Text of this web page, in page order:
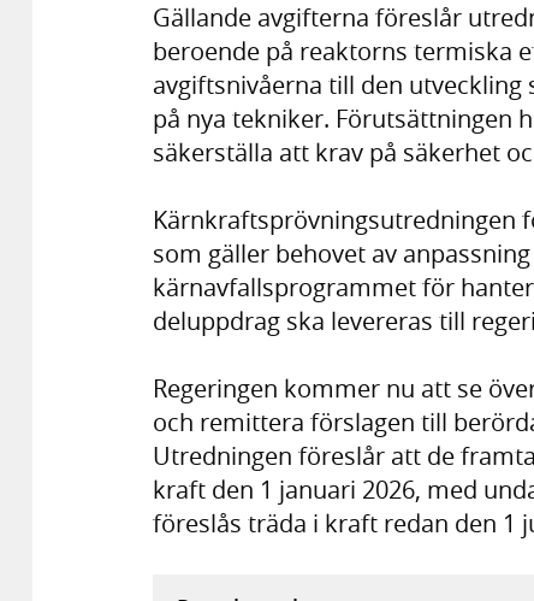
Gällande avgifterna föreslår
beroende på reaktorns termiska
avgiftsnivåerna till den
på nya tekniker. Förutsättningen
säkerställa att krav på säkerhet
Kärnkraftsprövningsutredningen
som gäller behovet av
kärnavfallsprogrammet för
deluppdrag ska levereras till
Regeringen kommer nu att se
och remittera förslagen till
Utredningen föreslår att de
kraft den 1 januari 2026, med
föreslås träda i kraft redan den 1